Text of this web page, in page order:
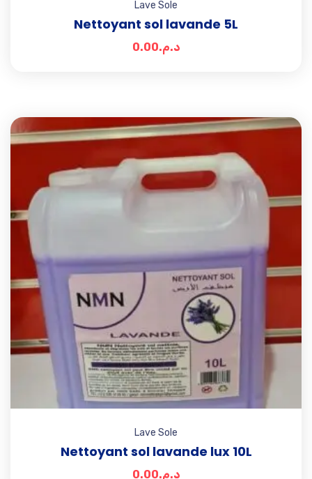
Lave Sole
Nettoyant sol lavande 5L
د.م.0.00
Lave Sole
Nettoyant sol lavande lux 10L
د.م.0.00